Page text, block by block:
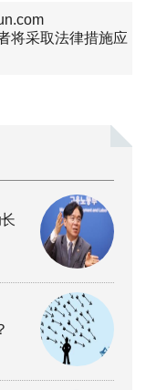
将采取法律措施应